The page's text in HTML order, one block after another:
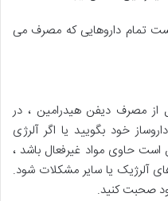
تمام داروهایی که مصرف می
از مصرف دیفن هیدرامین ، در
خود بگویید یا اگر آلرژی
حاوی مواد غیرفعال باشد ،
آلرژیک یا سایر مشکلات شود.
صحبت کنید.